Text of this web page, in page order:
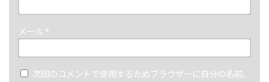
メール *
次回のコメントで使用するためブラウザーに自分の名前、